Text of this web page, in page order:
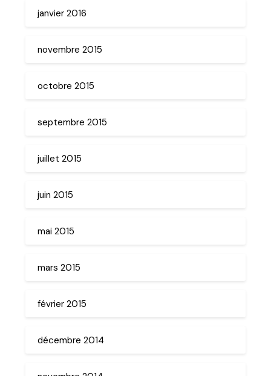
janvier 2016
novembre 2015
octobre 2015
septembre 2015
juillet 2015
juin 2015
mai 2015
mars 2015
février 2015
décembre 2014